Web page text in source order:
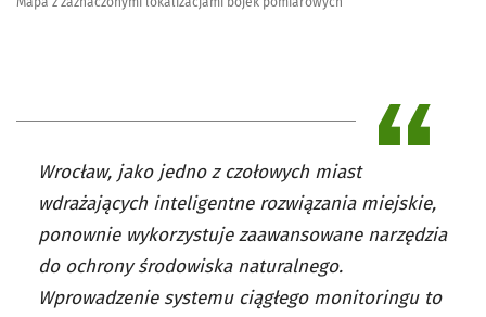
Wrocław, jako jedno z czołowych miast
wdrażających inteligentne rozwiązania miejskie,
ponownie wykorzystuje zaawansowane narzędzia
do ochrony środowiska naturalnego.
Wprowadzenie systemu ciągłego monitoringu to